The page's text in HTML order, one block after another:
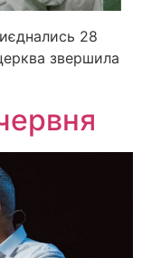
28
звершила